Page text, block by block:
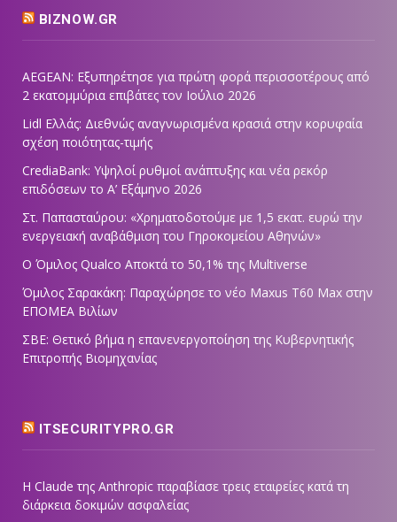
BIZNOW.GR
AEGEAN: Εξυπηρέτησε για πρώτη φορά περισσοτέρους από
2 εκατομμύρια επιβάτες τον Ιούλιο 2026
Lidl Ελλάς: Διεθνώς αναγνωρισμένα κρασιά στην κορυφαία
σχέση ποιότητας-τιμής
CrediaBank: Υψηλοί ρυθμοί ανάπτυξης και νέα ρεκόρ
επιδόσεων το Α’ Εξάμηνο 2026
Στ. Παπασταύρου: «Χρηματοδοτούμε με 1,5 εκατ. ευρώ την
ενεργειακή αναβάθμιση του Γηροκομείου Αθηνών»
Ο Όμιλος Qualco Αποκτά το 50,1% της Multiverse
Όμιλος Σαρακάκη: Παραχώρησε το νέο Maxus T60 Max στην
ΕΠΟΜΕΑ Βιλίων
ΣΒΕ: Θετικό βήμα η επανενεργοποίηση της Κυβερνητικής
Επιτροπής Βιομηχανίας
ITSECURITYPRO.GR
Η Claude της Anthropic παραβίασε τρεις εταιρείες κατά τη
διάρκεια δοκιμών ασφαλείας